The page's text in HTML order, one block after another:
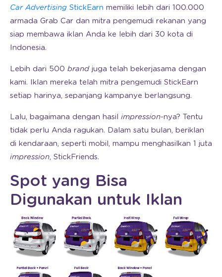
Car Advertising StickEarn memiliki lebih dari 100.000
armada Grab Car dan mitra pengemudi rekanan yang
siap membawa iklan Anda ke lebih dari 30 kota di
Indonesia.
Lebih dari 500 brand juga telah bekerjasama dengan
kami. Iklan mereka telah mitra pengemudi StickEarn
setiap harinya, sepanjang kampanye berlangsung.
Lalu, bagaimana dengan hasil impression-nya? Tentu
tidak perlu Anda ragukan. Dalam satu bulan, beriklan
di kendaraan, seperti mobil, mampu menghasilkan 1 juta
impression, StickFriends.
Spot yang Bisa
Digunakan untuk Iklan